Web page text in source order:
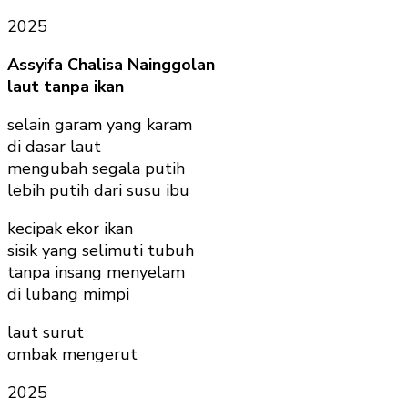
2025
Assyifa Chalisa Nainggolan
laut tanpa ikan
selain garam yang karam
di dasar laut
mengubah segala putih
lebih putih dari susu ibu
kecipak ekor ikan
sisik yang selimuti tubuh
tanpa insang menyelam
di lubang mimpi
laut surut
ombak mengerut
2025